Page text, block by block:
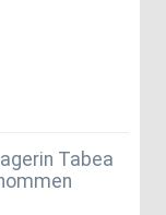
Tabea